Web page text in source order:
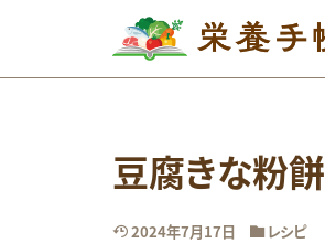
豆腐きな粉餅
2024年7月17日 レシピ